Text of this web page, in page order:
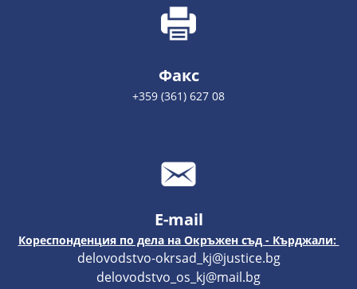
Факс
+359 (361) 627 08
E-mail
Кореспонденция по дела на Окръжен съд - Кърджали:
delovodstvo-okrsad_kj@justice.bg
delovodstvo_os_kj@mail.bg